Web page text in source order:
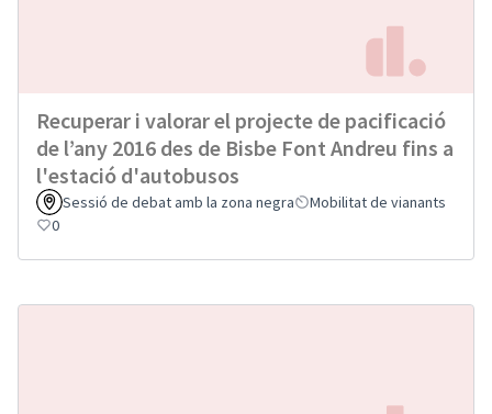
Recuperar i valorar el projecte de pacificació
de l’any 2016 des de Bisbe Font Andreu fins a
l'estació d'autobusos
Sessió de debat amb la zona negra
Mobilitat de vianants
0